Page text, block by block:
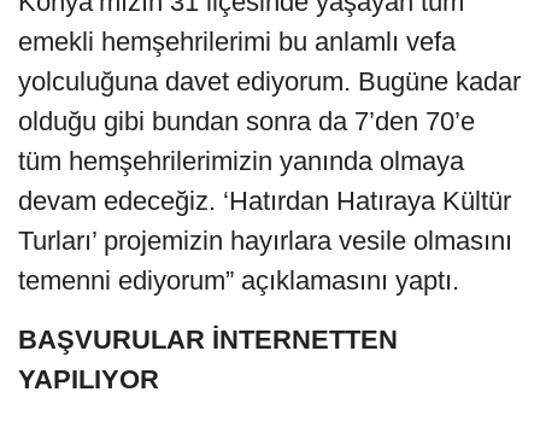
emekli hemşehrilerimi bu anlamlı vefa
yolculuğuna davet ediyorum. Bugüne kadar
olduğu gibi bundan sonra da 7’den 70’e
tüm hemşehrilerimizin yanında olmaya
devam edeceğiz. ‘Hatırdan Hatıraya Kültür
Turları’ projemizin hayırlara vesile olmasını
temenni ediyorum” açıklamasını yaptı.
BAŞVURULAR İNTERNETTEN
YAPILIYOR